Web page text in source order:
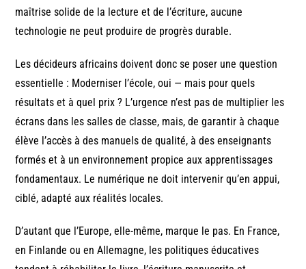
maîtrise solide de la lecture et de l’écriture, aucune
technologie ne peut produire de progrès durable.
Les décideurs africains doivent donc se poser une question
essentielle : Moderniser l’école, oui — mais pour quels
résultats et à quel prix ? L’urgence n’est pas de multiplier les
écrans dans les salles de classe, mais, de garantir à chaque
élève l’accès à des manuels de qualité, à des enseignants
formés et à un environnement propice aux apprentissages
fondamentaux. Le numérique ne doit intervenir qu’en appui,
ciblé, adapté aux réalités locales.
D’autant que l’Europe, elle-même, marque le pas. En France,
en Finlande ou en Allemagne, les politiques éducatives